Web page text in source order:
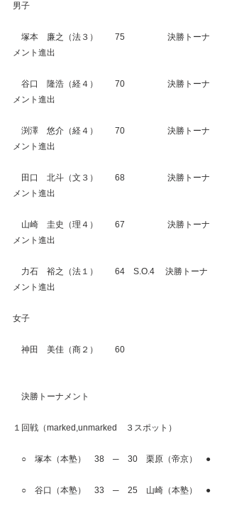
男子
塚本　廉之（法３）　　75　　　　　決勝トーナ
メント進出
谷口　隆浩（経４）　　70　　　　　決勝トーナ
メント進出
渕澤　悠介（経４）　　70　　　　　決勝トーナ
メント進出
田口　北斗（文３）　　68　　　　　決勝トーナ
メント進出
山崎　圭史（理４）　　67　　　　　決勝トーナ
メント進出
力石　裕之（法１）　　64　S.O.4 　決勝トーナ
メント進出
女子
神田　美佳（商２）　　60
決勝トーナメント
１回戦（marked,unmarked　３スポット）
○　塚本（本塾）　38　─　30　栗原（帝京）　●
○　谷口（本塾）　33　─　25　山崎（本塾）　●